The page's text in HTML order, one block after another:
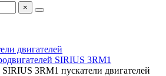
×
двигателей
SIRIUS 3RM1
3RM1 пускатели двигателей